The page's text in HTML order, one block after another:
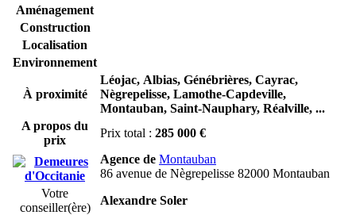
Aménagement
Construction
Localisation
Environnement
À proximité
Léojac, Albias, Génébrières, Cayrac,
Nègrepelisse, Lamothe-Capdeville,
Montauban, Saint-Nauphary, Réalville, ...
A propos du
prix
Prix total : 285 000 €
Agence de Montauban
86 avenue de Nègrepelisse 82000 Montauban
Votre
conseiller(ère)
Alexandre Soler